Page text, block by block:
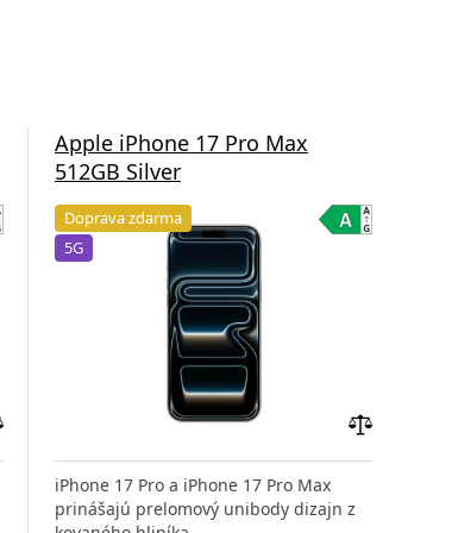
porovnania
Apple iPhone 17 Pro Max
512GB Silver
Doprava zdarma
5G
iPhone 17 Pro a iPhone 17 Pro Max
prinášajú prelomový unibody dizajn z